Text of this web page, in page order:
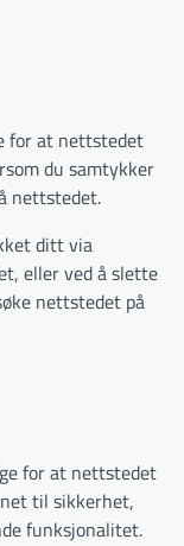
for at nettstedet
du samtykker
nettstedet.
ditt via
eller ved å slette
nettstedet på
for at nettstedet
til sikkerhet,
funksjonalitet.